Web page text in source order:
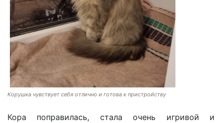
Корушка чувствует себя отлично и готова к пристройству
Кора поправилась, стала очень игривой и